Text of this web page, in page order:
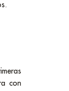
con